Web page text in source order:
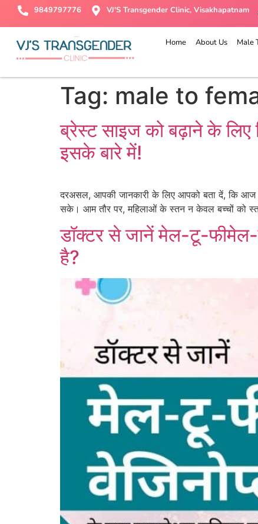
9849797776 VJ'S Transgender Clinic, Visakhapatnam
Home About Us Male
Tag: male to
ब्रेस्ट साइज को बढ़ाने के
इसके बारे में!
दरअसल, आपकी जानकारी के लिए आपको बता दें, कि आज
सके। आम तौर पर, महिलाओं के स्तन न केवल बच्चों को
डॉक्टर से जानें मेल-टू-फीमेल-
है?